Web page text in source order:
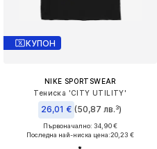
КУПОН
NIKE SPORTSWEAR
Тениска 'CITY UTILITY'
26,01 € (50,87 лв.³)
Първоначално: 34,90 €
Последна най-ниска цена:20,23 €